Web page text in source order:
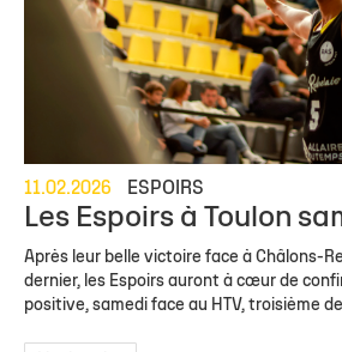
11.02.2026 ESPOIRS
Les Espoirs à Toulon
Après leur belle victoire face à Châlons-
dernier, les Espoirs auront à cœur de
positive, samedi face au HTV, troisième